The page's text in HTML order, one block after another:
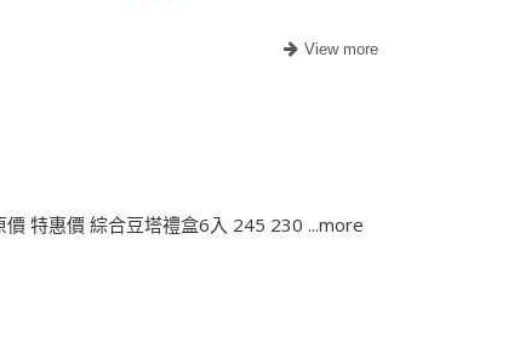
特惠價 綜合豆塔禮盒6入 245 230 ...more